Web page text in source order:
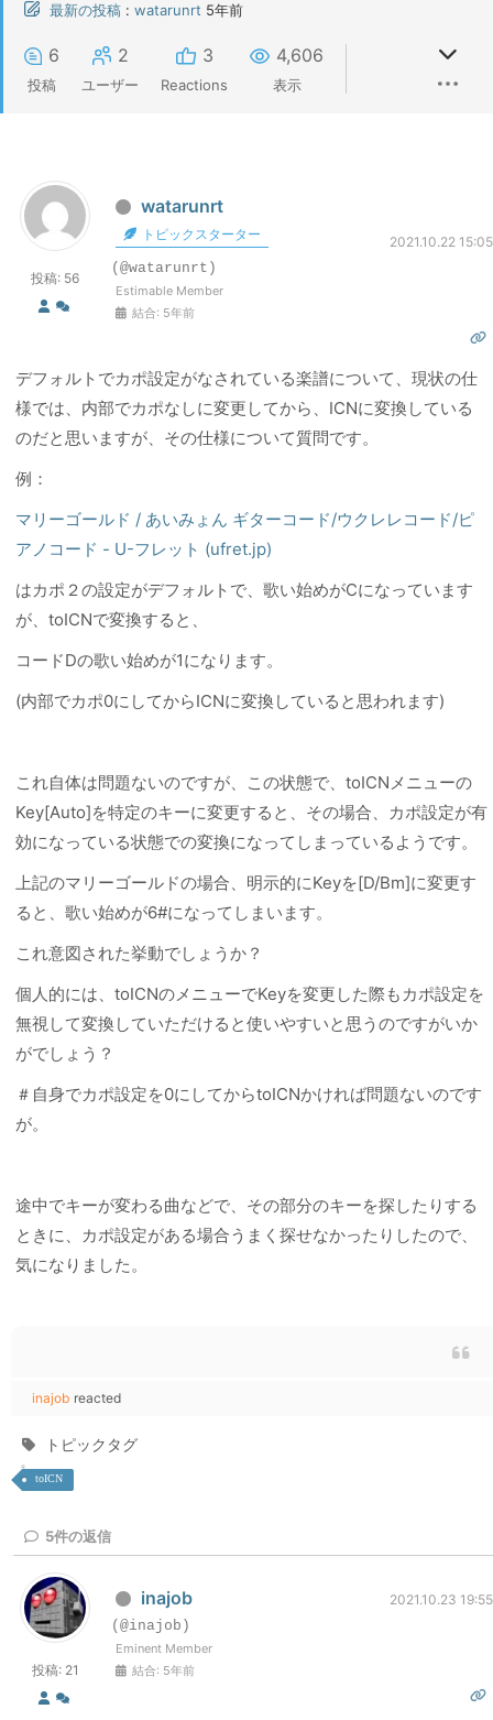
最新の投稿 : watarunrt 5年前
6
投稿
2
ユーザー
3
Reactions
4,606
表示
投稿: 56
watarunrt
トピックスターター
2021.10.22 15:05
(@watarunrt)
Estimable Member
結合: 5年前
デフォルトでカポ設定がなされている楽譜について、現状の仕
様では、内部でカポなしに変更してから、ICNに変換している
のだと思いますが、その仕様について質問です。
例：
マリーゴールド / あいみょん ギターコード/ウクレレコード/ピ
アノコード - U-フレット (ufret.jp)
はカポ２の設定がデフォルトで、歌い始めがCになっています
が、toICNで変換すると、
コードDの歌い始めが1になります。
(内部でカポ0にしてからICNに変換していると思われます)
これ自体は問題ないのですが、この状態で、toICNメニューの
Key[Auto]を特定のキーに変更すると、その場合、カポ設定が有
効になっている状態での変換になってしまっているようです。
上記のマリーゴールドの場合、明示的にKeyを[D/Bm]に変更す
ると、歌い始めが6#になってしまいます。
これ意図された挙動でしょうか？
個人的には、toICNのメニューでKeyを変更した際もカポ設定を
無視して変換していただけると使いやすいと思うのですがいか
がでしょう？
＃自身でカポ設定を0にしてからtoICNかければ問題ないのです
が。
途中でキーが変わる曲などで、その部分のキーを探したりする
ときに、カポ設定がある場合うまく探せなかったりしたので、
気になりました。
inajob reacted
トピックタグ
toICN
5件の返信
投稿: 21
inajob
2021.10.23 19:55
(@inajob)
Eminent Member
結合: 5年前